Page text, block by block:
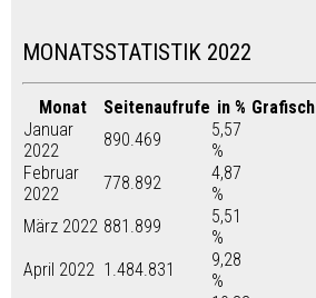
MONATSSTATISTIK 2022
Monat Seitenaufrufe in % Grafisch
Januar
2022
890.469
5,57
%
Februar
2022
778.892
4,87
%
März 2022 881.899
5,51
%
April 2022 1.484.831
9,28
%